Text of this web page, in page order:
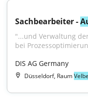
Sachbearbeiter -
"...und Verwaltung
bei
DIS AG Germany
Düsseldorf, Raum